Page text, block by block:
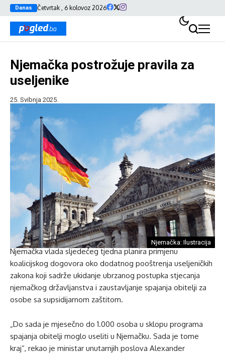
Danas Četvrtak , 6 kolovoz 2026
Njemačka postrožuje pravila za
useljenike
25. Svibnja 2025.
Njemačka: Ilustracija
Njemačka vlada sljedećeg tjedna planira primjenu
koalicijskog dogovora oko dodatnog pooštrenja useljeničkih
zakona koji sadrže ukidanje ubrzanog postupka stjecanja
njemačkog državljanstva i zaustavljanje spajanja obitelji za
osobe sa supsidijarnom zaštitom.
„Do sada je mjesečno do 1.000 osoba u sklopu programa
spajanja obitelji moglo useliti u Njemačku. Sada je tome
kraj“, rekao je ministar unutarnjih poslova Alexander